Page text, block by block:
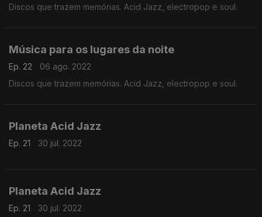
Discos que trazem memórias. Acid Jazz, electropop e soul.
Música para os lugares da noite
Ep. 22
06 ago. 2022
Discos que trazem memórias. Acid Jazz, electropop e soul.
Planeta Acid Jazz
Ep. 21 30 jul. 2022
Planeta Acid Jazz
Ep. 21 30 jul. 2022